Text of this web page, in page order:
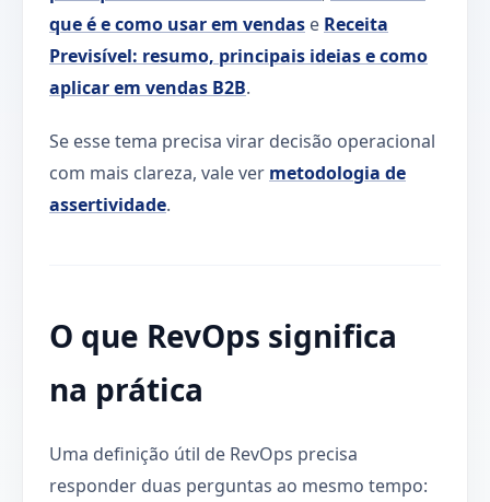
que é e como usar em vendas e Receita
Previsível: resumo, principais ideias e como
aplicar em vendas B2B.
Se esse tema precisa virar decisão operacional
com mais clareza, vale ver metodologia de
assertividade.
O que RevOps significa
na prática
Uma definição útil de RevOps precisa
responder duas perguntas ao mesmo tempo: